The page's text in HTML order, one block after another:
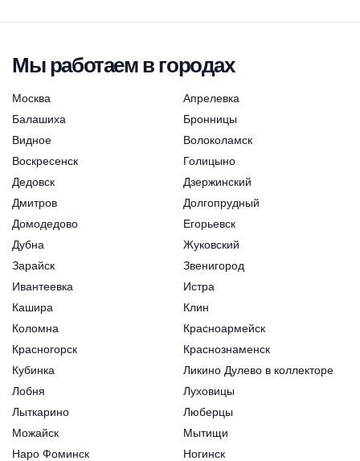
Мы работаем в городах
Москва
Апрелевка
Балашиха
Бронницы
Видное
Волоколамск
Воскресенск
Голицыно
Дедовск
Дзержинский
Дмитров
Долгопрудный
Домодедово
Егорьевск
Дубна
Жуковский
Зарайск
Звенигород
Ивантеевка
Истра
Кашира
Клин
Коломна
Красноармейск
Красногорск
Краснознаменск
Кубинка
Ликино Дулево в коллекторе
Лобня
Луховицы
Лыткарино
Люберцы
Можайск
Мытищи
Наро Фоминск
Ногинск